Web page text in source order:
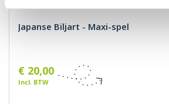
Japanse Biljart - Maxi-spel
€ 20,00
Incl. BTW